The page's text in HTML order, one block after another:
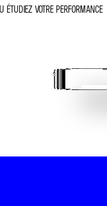
ÉTUDIEZ VOTRE PERFORMANCE